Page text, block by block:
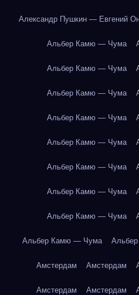
Александр Пушкин — Евгений
Альбер Камю — Чума
Альбер Камю — Чума
Альбер Камю — Чума
Альбер Камю — Чума
Альбер Камю — Чума
Альбер Камю — Чума
Альбер Камю — Чума
Альбер Камю — Чума
Альбер Камю — Чума
Амстердам Амстердам
Амстердам Амстердам